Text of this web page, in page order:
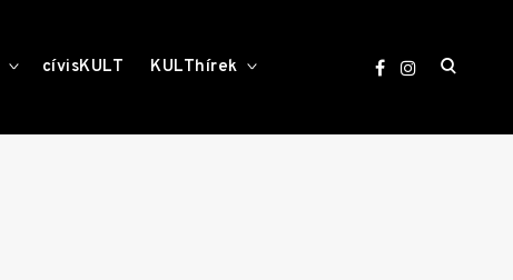
toggle
childcívisKULT KULThírek
open